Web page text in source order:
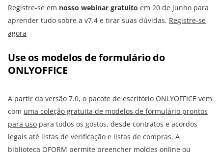
Registre-se em nosso webinar gratuito em 20 de junho para
aprender tudo sobre a v7.4 e tirar suas dúvidas. Registre-se
agora
Use os modelos de formulário do
ONLYOFFICE
A partir da versão 7.0, o pacote de escritório ONLYOFFICE vem
com uma coleção gratuita de modelos de formulário prontos
para uso para todos os gostos, desde contratos e acordos
legais até listas de verificação e listas de compras. A
biblioteca OFORM permite preencher moldes online ou